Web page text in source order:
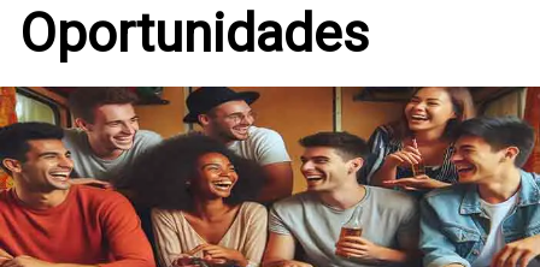
Oportunidades